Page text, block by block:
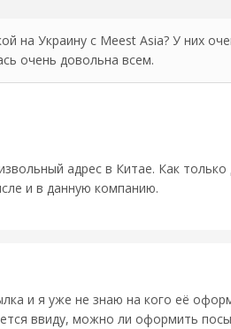
на Украину с Meest Asia? У них
очень довольна всем.
адрес в Китае. Как только
и в данную компанию.
и я уже не знаю на кого её
ввиду, можно ли оформить